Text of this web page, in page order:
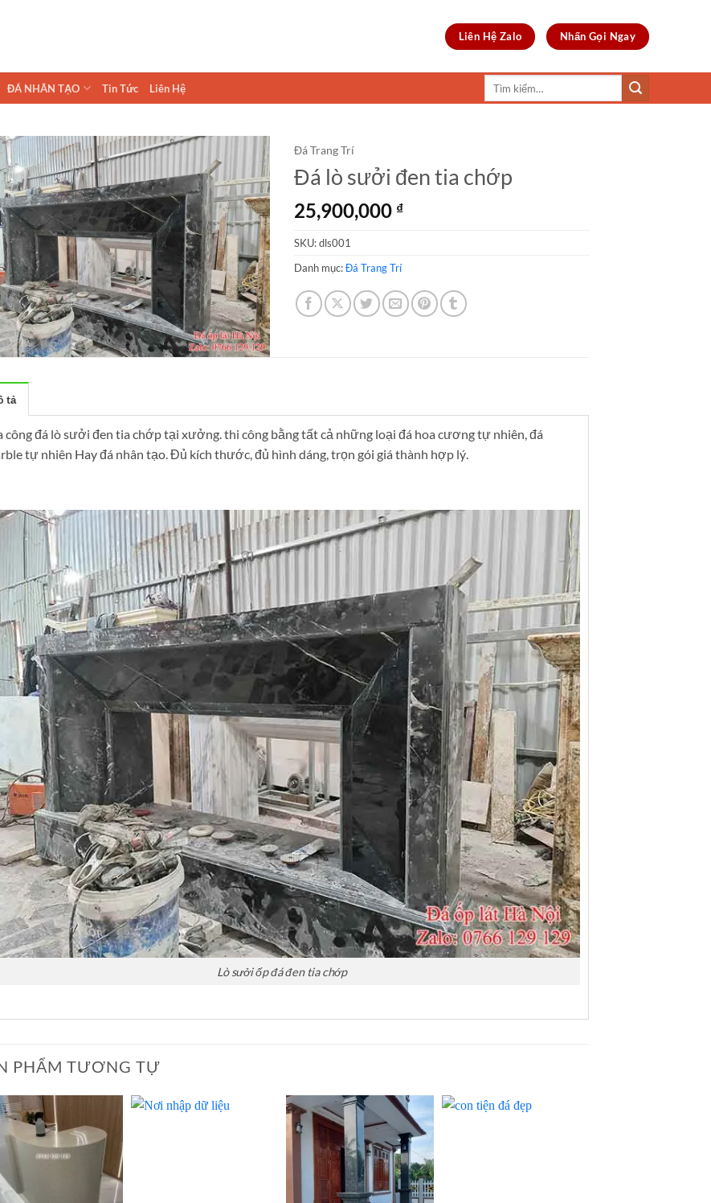
Liên Hệ Zalo Nhấn Gọi Ngay
ĐÁ NHÂN TẠO Tin Tức Liên Hệ
Đá Trang Trí
Đá lò sưởi đen tia chớp
25,900,000 ₫
SKU:dls001
Danh mục:Đá Trang Trí
tả
công đá lò sưởi đen tia chớp tại xưởng. thi công bằng tất cả những loại đá hoa cương tự nhiên, đá
tự nhiên Hay đá nhân tạo. Đủ kích thước, đủ hình dáng, trọn gói giá thành hợp lý.
Lò sưởi ốp đá đen tia chớp
PHẨM TƯƠNG TỰ